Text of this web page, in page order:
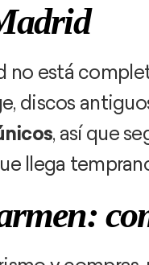
está
discos
, así que
llega